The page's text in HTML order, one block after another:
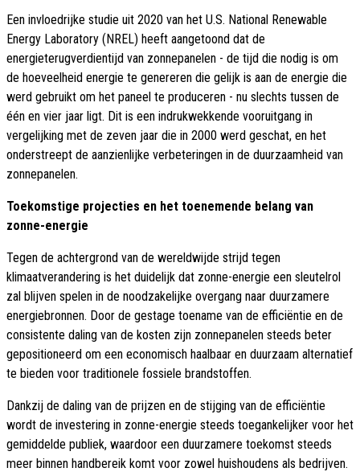
Een invloedrijke studie uit 2020 van het U.S. National Renewable
Energy Laboratory (NREL) heeft aangetoond dat de
energieterugverdientijd van zonnepanelen - de tijd die nodig is om
de hoeveelheid energie te genereren die gelijk is aan de energie die
werd gebruikt om het paneel te produceren - nu slechts tussen de
één en vier jaar ligt. Dit is een indrukwekkende vooruitgang in
vergelijking met de zeven jaar die in 2000 werd geschat, en het
onderstreept de aanzienlijke verbeteringen in de duurzaamheid van
zonnepanelen.
Toekomstige projecties en het toenemende belang van
zonne-energie
Tegen de achtergrond van de wereldwijde strijd tegen
klimaatverandering is het duidelijk dat zonne-energie een sleutelrol
zal blijven spelen in de noodzakelijke overgang naar duurzamere
energiebronnen. Door de gestage toename van de efficiëntie en de
consistente daling van de kosten zijn zonnepanelen steeds beter
gepositioneerd om een economisch haalbaar en duurzaam alternatief
te bieden voor traditionele fossiele brandstoffen.
Dankzij de daling van de prijzen en de stijging van de efficiëntie
wordt de investering in zonne-energie steeds toegankelijker voor het
gemiddelde publiek, waardoor een duurzamere toekomst steeds
meer binnen handbereik komt voor zowel huishoudens als bedrijven.